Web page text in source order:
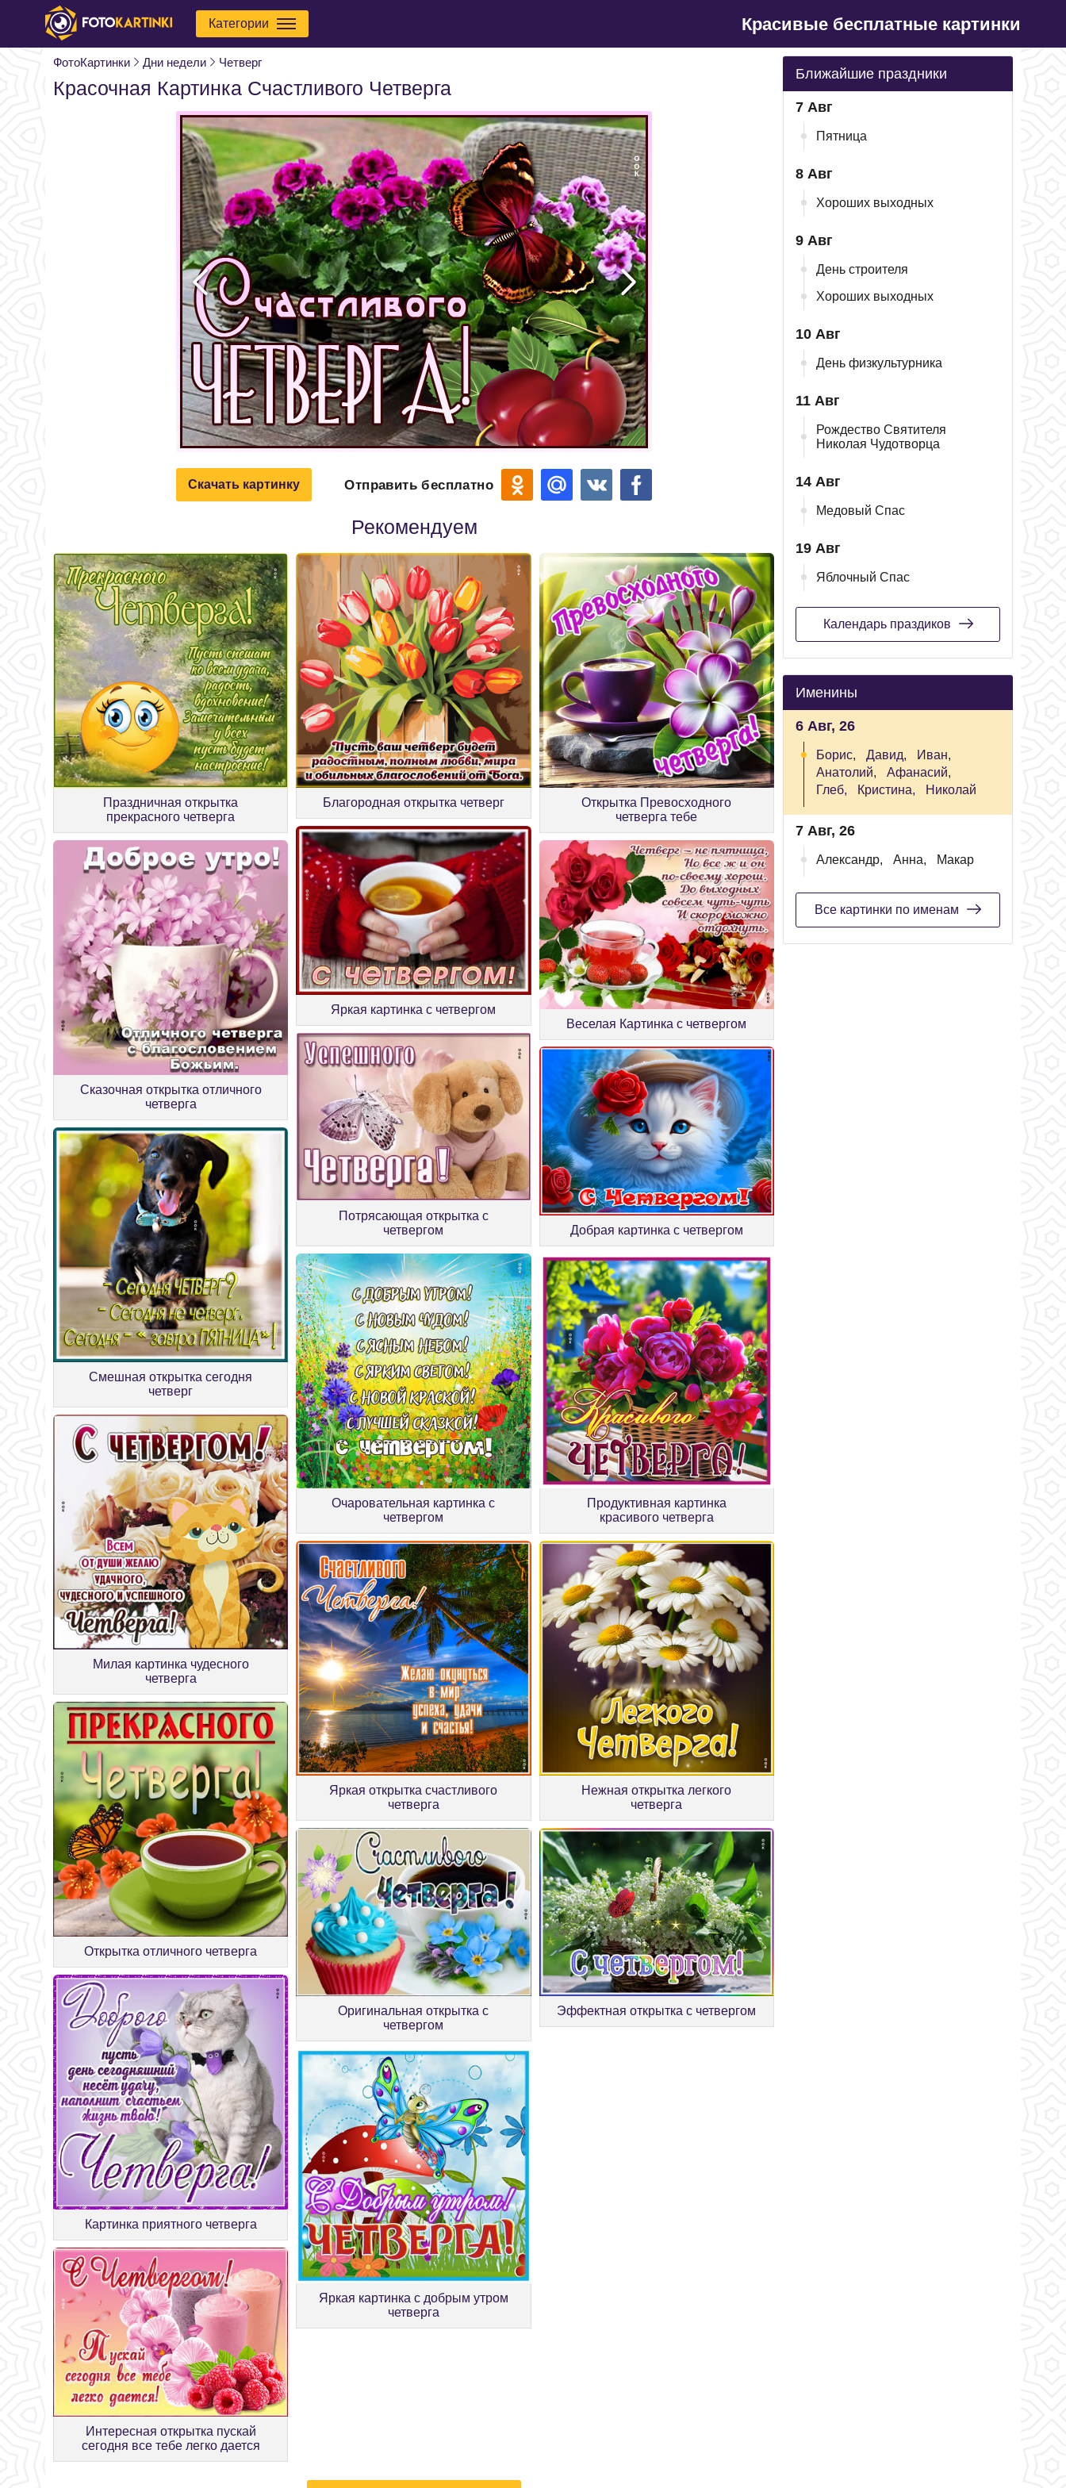
Категории Красивые бесплатные картинки
ФотоКартинки Дни недели Четверг
Красочная Картинка Счастливого Четверга
Скачать картинку Отправить бесплатно
Рекомендуем
Праздничная открытка
прекрасного четверга
Благородная открытка четверг
Открытка Превосходного
четверга тебе
Сказочная открытка отличного
четверга
Яркая картинка с четвергом
Веселая Картинка с четвергом
Смешная открытка сегодня
четверг
Потрясающая открытка с
четвергом
Добрая картинка с четвергом
Милая картинка чудесного
четверга
Очаровательная картинка с
четвергом
Продуктивная картинка
красивого четверга
Открытка отличного четверга
Яркая открытка счастливого
четверга
Нежная открытка легкого
четверга
Картинка приятного четверга
Оригинальная открытка с
четвергом
Эффектная открытка с четвергом
Интересная открытка пускай
сегодня все тебе легко дается
Яркая картинка с добрым утром
четверга
Ближайшие праздники
7 Авг
Пятница
8 Авг
Хороших выходных
9 Авг
День строителя
Хороших выходных
10 Авг
День физкультурника
11 Авг
Рождество Святителя
Николая Чудотворца
14 Авг
Медовый Спас
19 Авг
Яблочный Спас
Календарь праздиков
Именины
6 Авг, 26
Борис, Давид,
Иван,
Анатолий,
Афанасий,
Глеб,
Кристина, Николай
7 Авг, 26
Александр, Анна, Макар
Все картинки по именам